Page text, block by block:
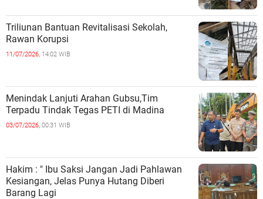
Triliunan Bantuan Revitalisasi Sekolah,
Rawan Korupsi
11/07/2026, 14:02 WIB
Menindak Lanjuti Arahan Gubsu,Tim
Terpadu Tindak Tegas PETI di Madina
03/07/2026, 00:31 WIB
Hakim : " Ibu Saksi Jangan Jadi Pahlawan
Kesiangan, Jelas Punya Hutang Diberi
Barang Lagi